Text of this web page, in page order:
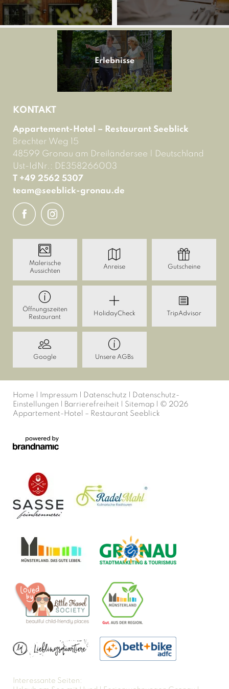
Erlebnisse
KONTAKT
Appartement-Hotel – Restaurant Seeblick
Brechter Weg 15
48599 Gronau am Dreiländersee
Deutschland
Ust-IdNr.: DE358266003
T +49 2562 5307
team@seeblick-gronau.de
Malerische
Aussichten
Anreise Gutscheine
Öffnungszeiten
Restaurant
HolidayCheck TripAdvisor
Google Unsere AGBs
Home Impressum Datenschutz
Datenschutz-
Einstellungen
Barrierefreiheit Sitemap
© 2026
Appartement-Hotel – Restaurant Seeblick
Interessante Seiten: